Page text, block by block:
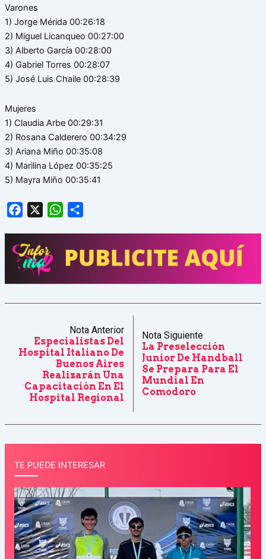
Varones
1) Jorge Mérida 00:26:18
2) Miguel Licanqueo 00:27:00
3) Alberto García 00:28:00
4) Gabriel Torres 00:28:07
5) José Luis Chaile 00:28:39
Mujeres
1) Claudia Arbe 00:29:31
2) Rosana Calderero 00:34:29
3) Ariana Miño 00:35:08
4) Marilina López 00:35:25
5) Mayra Miño 00:35:41
Facebook WhatsApp
Nota Anterior
Especialistas Del
Hospital Italiano De
Buenos Aires
Realizarán Una
Capacitación En El
Hospital Regional
Nota Siguiente
La Preselección
Junior De Handball
Se Prepara Para El
Mundial En
Comodoro
TE PUEDE INTERESAR